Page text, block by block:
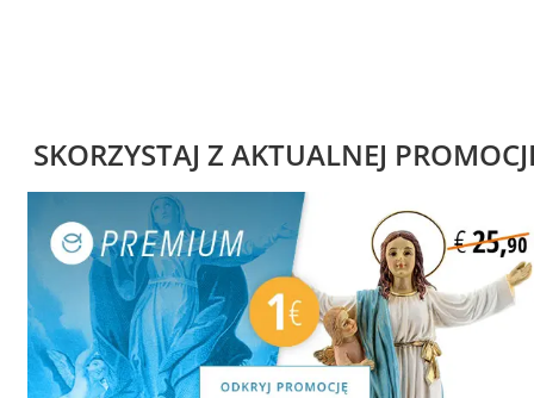
SKORZYSTAJ Z AKTUALNEJ